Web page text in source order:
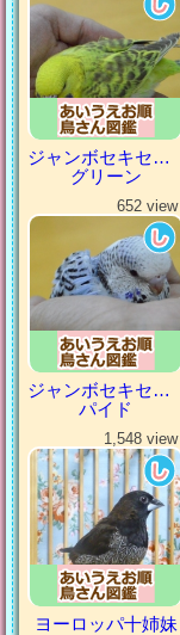
ジャンボセキセイインコ
グリーン
652 view
ジャンボセキセイインコ
パイド
1,548 view
ヨーロッパ十姉妹